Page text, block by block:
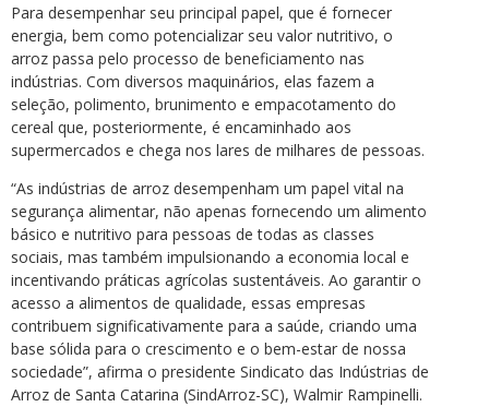
Para desempenhar seu principal papel, que é fornecer
energia, bem como potencializar seu valor nutritivo, o
arroz passa pelo processo de beneficiamento nas
indústrias. Com diversos maquinários, elas fazem a
seleção, polimento, brunimento e empacotamento do
cereal que, posteriormente, é encaminhado aos
supermercados e chega nos lares de milhares de pessoas.
“As indústrias de arroz desempenham um papel vital na
segurança alimentar, não apenas fornecendo um alimento
básico e nutritivo para pessoas de todas as classes
sociais, mas também impulsionando a economia local e
incentivando práticas agrícolas sustentáveis. Ao garantir o
acesso a alimentos de qualidade, essas empresas
contribuem significativamente para a saúde, criando uma
base sólida para o crescimento e o bem-estar de nossa
sociedade”, afirma o presidente Sindicato das Indústrias de
Arroz de Santa Catarina (SindArroz-SC), Walmir Rampinelli.